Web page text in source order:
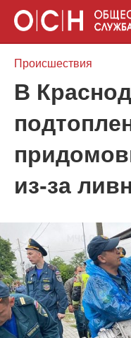
Происшествия
В
из-за